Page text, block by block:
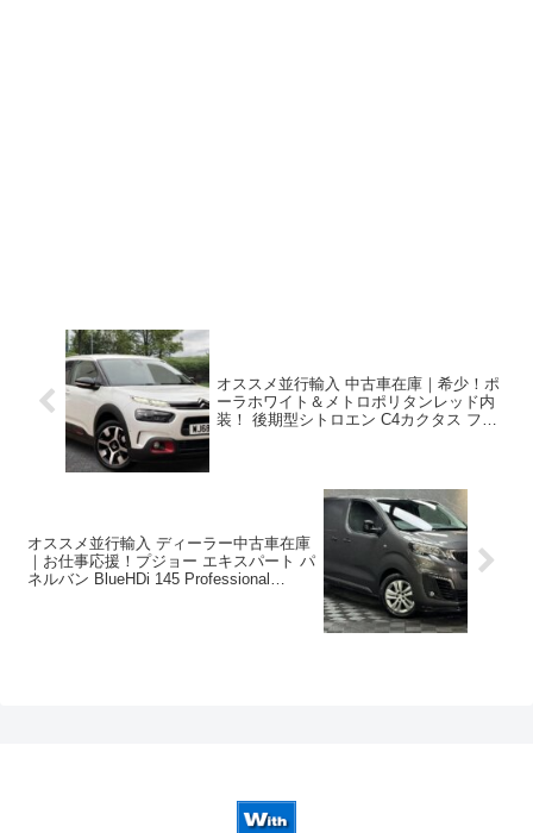
オススメ並行輸入 中古車在庫｜希少！ポ
ーラホワイト＆メトロポリタンレッド内
装！ 後期型シトロエン C4カクタス フレ
オススメ並行輸入 ディーラー中古車在庫
｜お仕事応援！プジョー エキスパート パ
ネルバン BlueHDi 145 Professional